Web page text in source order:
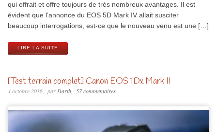
qui offrait et offre toujours de très nombreux avantages. Il est
évident que l’annonce du EOS 5D Mark IV allait susciter
beaucoup interrogations, est-ce que le nouveau venu est une […]
LIRE LA SUITE
[Test terrain complet] Canon EOS 1Dx Mark II
4 octobre 2016 parDarth 57 commentaires